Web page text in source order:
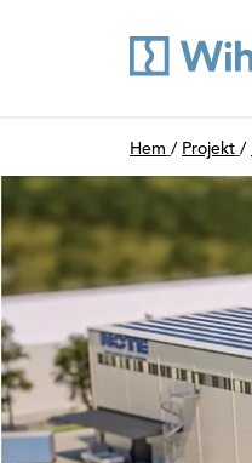
Du är här:
Hem / Projekt /